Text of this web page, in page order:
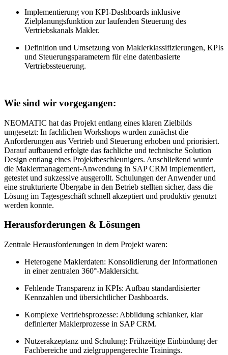
Implementierung von KPI-Dashboards inklusive
Zielplanungsfunktion zur laufenden Steuerung des
Vertriebskanals Makler.
Definition und Umsetzung von Maklerklassifizierungen, KPIs
und Steuerungsparametern für eine datenbasierte
Vertriebssteuerung.
Wie sind wir vorgegangen:
NEOMATIC hat das Projekt entlang eines klaren Zielbilds
umgesetzt: In fachlichen Workshops wurden zunächst die
Anforderungen aus Vertrieb und Steuerung erhoben und priorisiert.
Darauf aufbauend erfolgte das fachliche und technische Solution
Design entlang eines Projektbeschleunigers. Anschließend wurde
die Maklermanagement-Anwendung in SAP CRM implementiert,
getestet und sukzessive ausgerollt. Schulungen der Anwender und
eine strukturierte Übergabe in den Betrieb stellten sicher, dass die
Lösung im Tagesgeschäft schnell akzeptiert und produktiv genutzt
werden konnte.
Herausforderungen & Lösungen
Zentrale Herausforderungen in dem Projekt waren:
Heterogene Maklerdaten: Konsolidierung der Informationen
in einer zentralen 360°-Maklersicht.
Fehlende Transparenz in KPIs: Aufbau standardisierter
Kennzahlen und übersichtlicher Dashboards.
Komplexe Vertriebsprozesse: Abbildung schlanker, klar
definierter Maklerprozesse in SAP CRM.
Nutzerakzeptanz und Schulung: Frühzeitige Einbindung der
Fachbereiche und zielgruppengerechte Trainings.